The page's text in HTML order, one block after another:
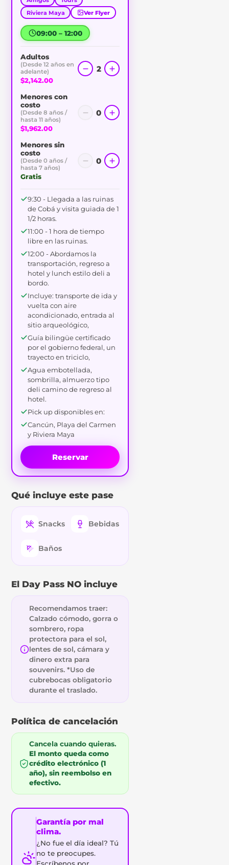
Riviera Maya
Ver Flyer
09:00 – 12:00
Adultos
(Desde 12 años en
adelante)
$2,142.00
2
Menores con
costo
(Desde 8 años /
hasta 11 años)
$1,962.00
0
Menores sin
costo
(Desde 0 años /
hasta 7 años)
Gratis
0
9:30 - Llegada a las ruinas
de Cobá y visita guiada de 1
1/2 horas.
11:00 - 1 hora de tiempo
libre en las ruinas.
12:00 - Abordamos la
transportación, regreso a
hotel y lunch estilo deli a
bordo.
Incluye: transporte de ida y
vuelta con aire
acondicionado, entrada al
sitio arqueológico,
Guía bilingüe certificado
por el gobierno federal, un
trayecto en triciclo,
Agua embotellada,
sombrilla, almuerzo tipo
deli camino de regreso al
hotel.
Pick up disponibles en:
Cancún, Playa del Carmen
y Riviera Maya
Reservar
Qué incluye este pase
Snacks Bebidas
Baños
El Day Pass NO incluye
Recomendamos traer:
Calzado cómodo, gorra o
sombrero, ropa
protectora para el sol,
lentes de sol, cámara y
dinero extra para
souvenirs. *Uso de
cubrebocas obligatorio
durante el traslado.
Política de cancelación
Cancela cuando quieras.
El monto queda como
crédito electrónico (1
año), sin reembolso en
efectivo.
Garantía por mal
clima.
¿No fue el día ideal? Tú
no te preocupes.
Escríbenos por